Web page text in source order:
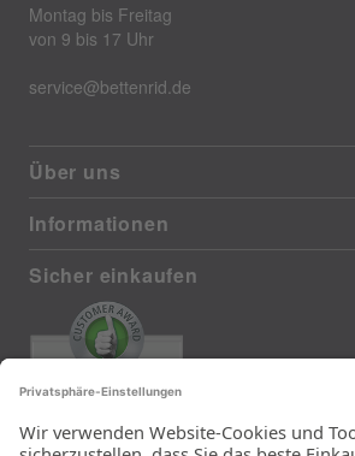
Montag bis Freitag
von 9 bis 17 Uhr
service@bettenrid.de
Über uns
Informationen
Sicher einkaufen
372 reviews from real customers
(last 12 months)